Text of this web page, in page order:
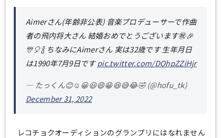
Aimerさん(年齢非公表) 音楽プロデューサーで作曲
者の飛内将大さん 結婚おめでとうございます㊗️🎉
🎊🎈🍾 ちなみにAimerさん 実は32歳です 生年月日
は1990年7月9日ですpic.twitter.com/DOhpZZiHjr
— たっくん😊☺️😀😃😄😁😆😅😂🤣 (@hofu_tk)
December 31, 2022
レコチョクオーディションのグランプリにはなれません